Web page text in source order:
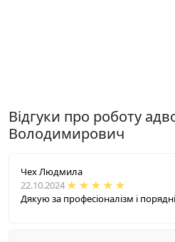
Відгуки про роботу
Володимирович
Чех Людмила
22.10.2024
Дякую за професіоналізм і